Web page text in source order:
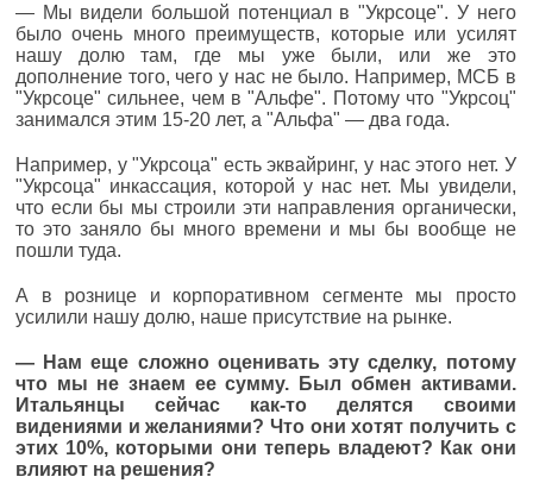
— Мы видели большой потенциал в "Укрсоце". У него
было очень много преимуществ, которые или усилят
нашу долю там, где мы уже были, или же это
дополнение того, чего у нас не было. Например, МСБ в
"Укрсоце" сильнее, чем в "Альфе". Потому что "Укрсоц"
занимался этим 15-20 лет, а "Альфа" — два года.
Например, у "Укрсоца" есть эквайринг, у нас этого нет. У
"Укрсоца" инкассация, которой у нас нет. Мы увидели,
что если бы мы строили эти направления органически,
то это заняло бы много времени и мы бы вообще не
пошли туда.
А в рознице и корпоративном сегменте мы просто
усилили нашу долю, наше присутствие на рынке.
— Нам еще сложно оценивать эту сделку, потому
что мы не знаем ее сумму. Был обмен активами.
Итальянцы сейчас как-то делятся своими
видениями и желаниями? Что они хотят получить с
этих 10%, которыми они теперь владеют? Как они
влияют на решения?